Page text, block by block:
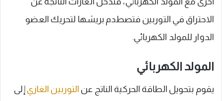
الاحتراق في التوربين فتصطدم بريشها لتحريك العضو
الدوار للمولد الكهربائي.
المولد الكهربائي
يقوم بتحويل الطاقة الحركية الناتج عن التوربين الغازي إلى